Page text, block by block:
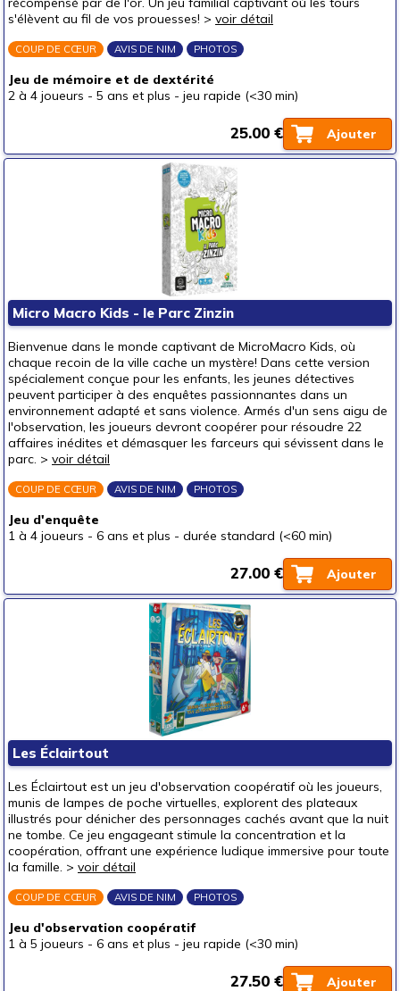
s'élèvent au fil de vos prouesses! > voir détail
COUP DE CŒUR AVIS DE NIM PHOTOS
Jeu de mémoire et de dextérité
2 à 4 joueurs - 5 ans et plus - jeu rapide (<30 min)
Ajouter
25.00 €
Micro Macro Kids - le Parc Zinzin
Bienvenue dans le monde captivant de MicroMacro Kids, où
chaque recoin de la ville cache un mystère! Dans cette version
spécialement conçue pour les enfants, les jeunes détectives
peuvent participer à des enquêtes passionnantes dans un
environnement adapté et sans violence. Armés d'un sens aigu de
l'observation, les joueurs devront coopérer pour résoudre 22
affaires inédites et démasquer les farceurs qui sévissent dans le
parc. > voir détail
COUP DE CŒUR AVIS DE NIM PHOTOS
Jeu d'enquête
1 à 4 joueurs - 6 ans et plus - durée standard (<60 min)
Ajouter
27.00 €
Les Éclairtout
Les Éclairtout est un jeu d'observation coopératif où les joueurs,
munis de lampes de poche virtuelles, explorent des plateaux
illustrés pour dénicher des personnages cachés avant que la nuit
ne tombe. Ce jeu engageant stimule la concentration et la
coopération, offrant une expérience ludique immersive pour toute
la famille. > voir détail
COUP DE CŒUR AVIS DE NIM PHOTOS
Jeu d'observation coopératif
1 à 5 joueurs - 6 ans et plus - jeu rapide (<30 min)
Ajouter
27.50 €